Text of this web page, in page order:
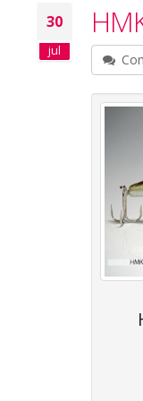
30
jul